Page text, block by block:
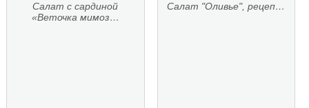
Салат с сардиной
«Веточка мимоз…
Салат "Оливье", рецеп…